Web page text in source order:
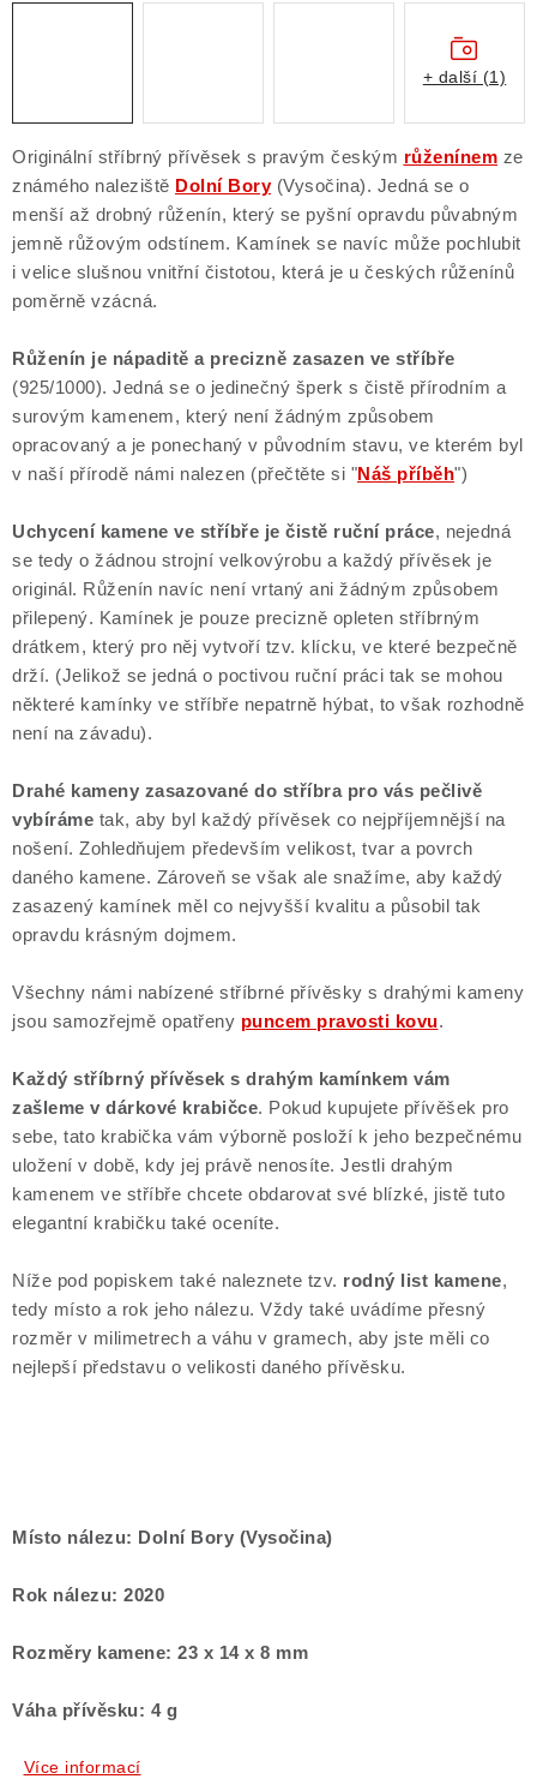
Výkup minerálů a drahých kamenů
Formulář pro uplatnění reklamace
Formulář pro odstoupení od smlouvy
Originální stříbrný přívěsek s pravým českým růženínem ze
známého naleziště Dolní Bory(Vysočina). Jedná se o
menší až drobný růženín, který se pyšní opravdu půvabným
jemně růžovým odstínem. Kamínek se navíc může pochlubit
i velice slušnou vnitřní čistotou, která je u českých růženínů
poměrně vzácná.
Růženín je nápaditě a precizně zasazen ve stříbře
(925/1000). Jedná se o jedinečný šperk s čistě přírodním a
surovým kamenem, který není žádným způsobem
opracovaný a je ponechaný v původním stavu, ve kterém byl
v naší přírodě námi nalezen (přečtěte si "Náš příběh")
Uchycení kamene ve stříbře je čistě ruční práce, nejedná
se tedy o žádnou strojní velkovýrobu a každý přívěsek je
originál. Růženín navíc není vrtaný ani žádným způsobem
přilepený. Kamínek je pouze precizně opleten stříbrným
drátkem, který pro něj vytvoří tzv. klícku, ve které bezpečně
drží. (Jelikož se jedná o poctivou ruční práci tak se mohou
některé kamínky ve stříbře nepatrně hýbat, to však rozhodně
není na závadu).
Drahé kameny zasazované do stříbra pro vás pečlivě
vybíráme tak, aby byl každý přívěsek co nejpříjemnější na
nošení. Zohledňujem především velikost, tvar a povrch
daného kamene. Zároveň se však ale snažíme, aby každý
zasazený kamínek měl co nejvyšší kvalitu a působil tak
opravdu krásným dojmem.
Všechny námi nabízené stříbrné přívěsky s drahými kameny
jsou samozřejmě opatřeny puncem pravosti kovu.
Každý stříbrný přívěsek s drahým kamínkem vám
zašleme v dárkové krabičce. Pokud kupujete přívěšek pro
sebe, tato krabička vám výborně posloží k jeho bezpečnému
uložení v době, kdy jej právě nenosíte. Jestli drahým
kamenem ve stříbře chcete obdarovat své blízké, jistě tuto
elegantní krabičku také oceníte.
Níže pod popiskem také naleznete tzv. rodný list kamene,
tedy místo a rok jeho nálezu. Vždy také uvádíme přesný
rozměr v milimetrech a váhu v gramech, aby jste měli co
nejlepší představu o velikosti daného přívěsku.
Místo nálezu: Dolní Bory (Vysočina)
Rok nálezu: 2020
Rozměry kamene: 23 x 14 x 8 mm
Váha přívěsku: 4 g
Více informací
+ další (1)